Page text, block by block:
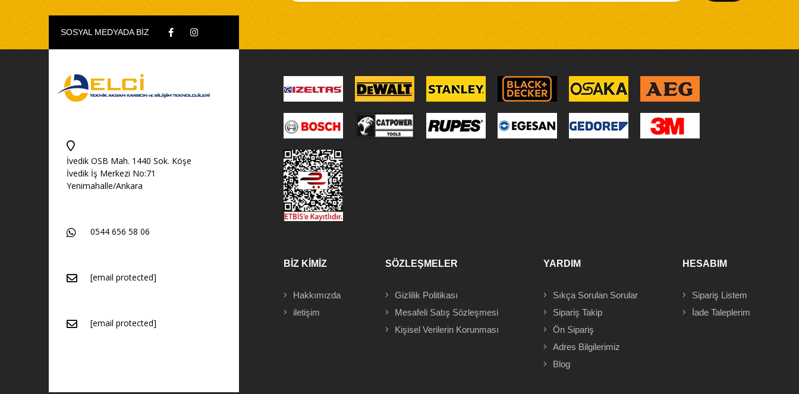
SOSYAL MEDYADA BİZ
İvedik OSB Mah. 1440 Sok. Köşe
İvedik İş Merkezi No:71
Yenimahalle/Ankara
0544 656 58 06
[email protected]
[email protected]
BİZ KİMİZ
Hakkımızda
iletişim
SÖZLEŞMELER
Gizlilik Politikası
Mesafeli Satış Sözleşmesi
Kişisel Verilerin Korunması
YARDIM
Sıkça Sorulan Sorular
Sipariş Takip
Ön Sipariş
Adres Bilgilerimiz
Blog
HESABIM
Sipariş Listem
İade Taleplerim